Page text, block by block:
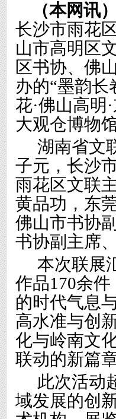
（本网讯）
长沙市雨花
山市高明区
区书协、佛
办的“墨韵
花·佛山高明
大观仓博物
湖南省文
子元，长沙
雨花区文联
黄品功，东
佛山市书协
书协副主席
本次联展
作品170余件
的时代气息
高水准与创
化与岭南文
联动的新篇章
此次活动
域发展的创